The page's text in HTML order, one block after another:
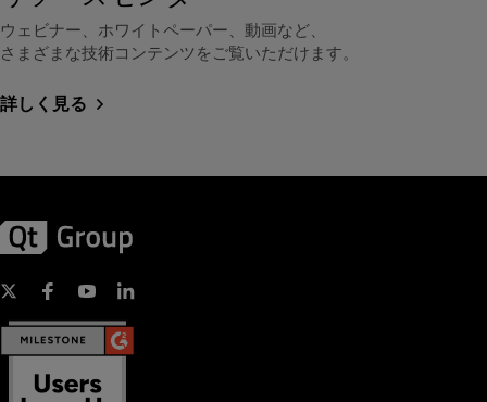
ウェビナー、ホワイトペーパー、動画など、
さまざまな技術コンテンツをご覧いただけます。
詳しく見る